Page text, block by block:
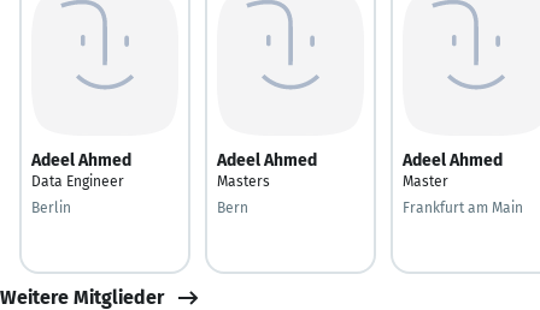
Adeel Ahmed
Data Engineer
Berlin
Adeel Ahmed
Masters
Bern
Adeel Ahmed
Master
Frankfurt am Main
Weitere Mitglieder